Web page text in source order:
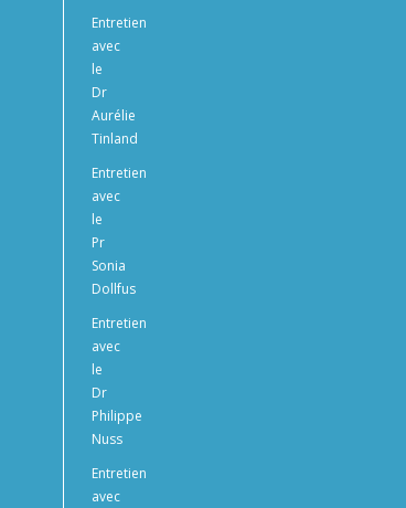
Entretien
avec
le
Dr
Aurélie
Tinland
Entretien
avec
le
Pr
Sonia
Dollfus
Entretien
avec
le
Dr
Philippe
Nuss
Entretien
avec